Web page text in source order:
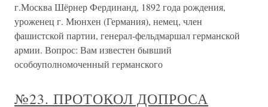
г.Москва Шёрнер Фердинанд, 1892 года рождения,
уроженец г. Мюнхен (Германия), немец, член
фашистской партии, генерал-фельдмаршал германской
армии. Вопрос: Вам известен бывший
особоуполномоченный германского
№23. ПРОТОКОЛ ДОПРОСА